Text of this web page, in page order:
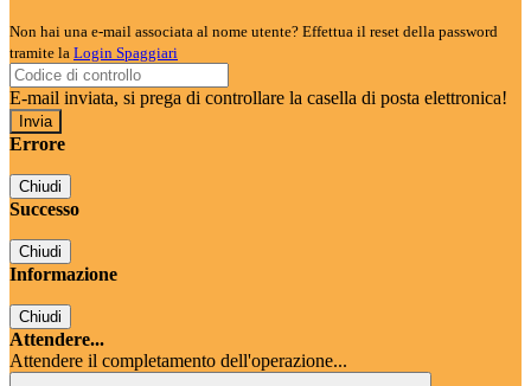
Non hai una e-mail associata al nome utente? Effettua il reset della password
tramite la Login Spaggiari
E-mail inviata, si prega di controllare la casella di posta elettronica!
Errore
Chiudi
Successo
Chiudi
Informazione
Chiudi
Attendere...
Attendere il completamento dell'operazione...